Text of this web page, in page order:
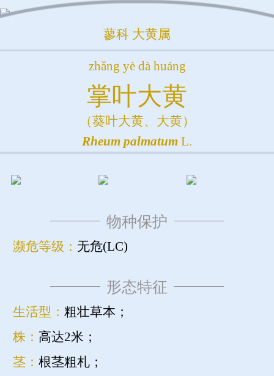
蓼科 大黄属
zhǎng yè dà huáng
掌叶大黄
（葵叶大黄、大黄）
Rheum palmatum L.
物种保护
濒危等级： 无危(LC)
形态特征
生活型： 粗壮草本；
株： 高达2米；
茎： 根茎粗札；